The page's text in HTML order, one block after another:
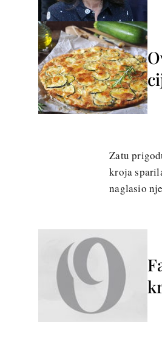
Zatu
kroja
naglasio